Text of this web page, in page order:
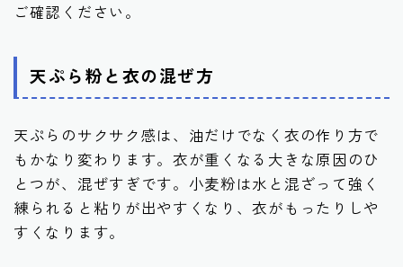
ご確認ください。
天ぷら粉と衣の混ぜ方
天ぷらのサクサク感は、油だけでなく衣の作り方で
もかなり変わります。衣が重くなる大きな原因のひ
とつが、混ぜすぎです。小麦粉は水と混ざって強く
練られると粘りが出やすくなり、衣がもったりしや
すくなります。